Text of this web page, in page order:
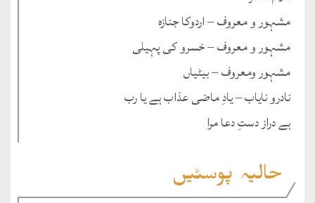
مشہور و معروف – اردوکا جنازہ
مشہور و معروف – خسرو کی پہیلی
مشہور ومعروف – بیٹیاں
نادرو نایاب – یادِ ماضی عذاب ہے یا رب
ہے دراز دستِ دعا مرا
حالیہ پوسٹیں